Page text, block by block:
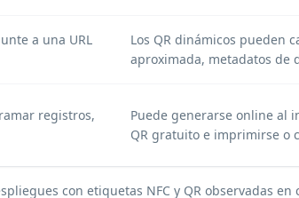
a una URL
Los QR dinámicos pueden
aproximada, metadatos de
registros,
Puede generarse online al
QR gratuito e imprimirse o
con etiquetas NFC y QR observadas en